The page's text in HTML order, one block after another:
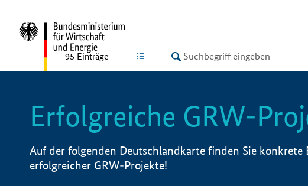
LISTE
95 Einträge
Erfolgreiche GRW-
Auf der folgenden Deutschlandkarte finden Sie konkrete
erfolgreicher GRW-Projekte!